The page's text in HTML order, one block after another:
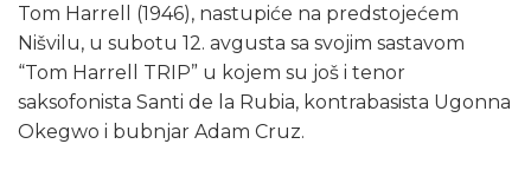
Tom Harrell (1946), nastupiće na predstojećem
Nišvilu, u subotu 12. avgusta sa svojim sastavom
“Tom Harrell TRIP” u kojem su još i tenor
saksofonista Santi de la Rubia, kontrabasista Ugonna
Okegwo i bubnjar Adam Cruz.